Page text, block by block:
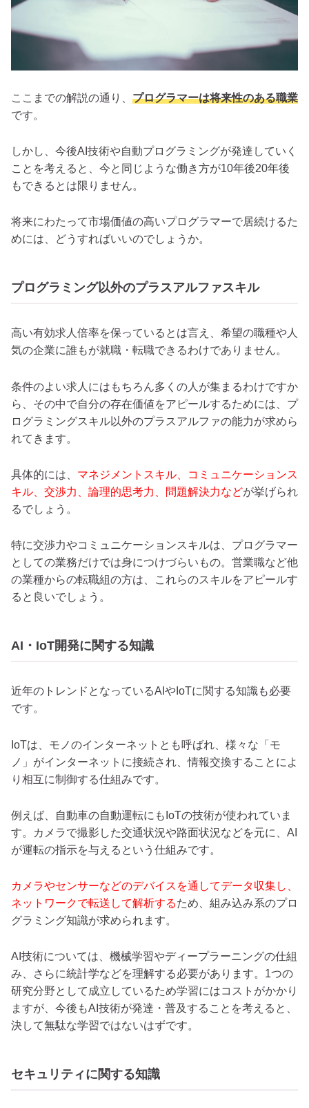
ここまでの解説の通り、 プログラマーは将来性のある職業
です。
しかし、今後AI技術や自動プログラミングが発達していく
ことを考えると、今と同じような働き方が10年後20年後
もできるとは限りません。
将来にわたって市場価値の高いプログラマーで居続けるた
めには、どうすればいいのでしょうか。
プログラミング以外のプラスアルファスキル
高い有効求人倍率を保っているとは言え、希望の職種や人
気の企業に誰もが就職・転職できるわけでありません。
条件のよい求人にはもちろん多くの人が集まるわけですか
ら、その中で自分の存在価値をアピールするためには、プ
ログラミングスキル以外のプラスアルファの能力が求めら
れてきます。
具体的には、 マネジメントスキル、コミュニケーションス
キル、交渉力、論理的思考力、問題解決力などが挙げられ
るでしょう。
特に交渉力やコミュニケーションスキルは、プログラマー
としての業務だけでは身につけづらいもの。営業職など他
の業種からの転職組の方は、これらのスキルをアピールす
ると良いでしょう。
AI・IoT開発に関する知識
近年のトレンドとなっているAIやIoTに関する知識も必要
です。
IoTは、モノのインターネットとも呼ばれ、様々な「モ
ノ」がインターネットに接続され、情報交換することによ
り相互に制御する仕組みです。
例えば、自動車の自動運転にもIoTの技術が使われていま
す。カメラで撮影した交通状況や路面状況などを元に、AI
が運転の指示を与えるという仕組みです。
カメラやセンサーなどのデバイスを通してデータ収集し、
ネットワークで転送して解析するため、組み込み系のプロ
グラミング知識が求められます。
AI技術については、機械学習やディープラーニングの仕組
み、さらに統計学などを理解する必要があります。1つの
研究分野として成立しているため学習にはコストがかかり
ますが、今後もAI技術が発達・普及することを考えると、
決して無駄な学習ではないはずです。
セキュリティに関する知識